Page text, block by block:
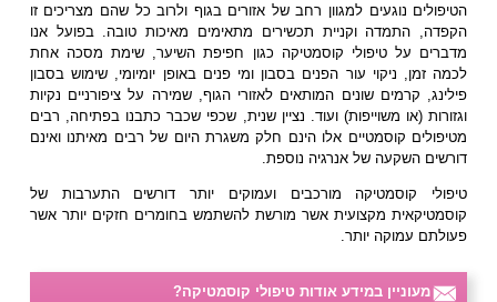
הטיפולים נוגעים למגוון רחב של אזורים בגוף ולרוב כל שהם מצריכים זו
הקפדה, התמדה וקניית תכשירים מתאימים מאיכות טובה. בפועל אנו
מדברים על טיפולי קוסמטיקה כגון חפיפת השיער, שימת מסכה אחת
לכמה זמן, ניקוי עור הפנים בסבון ומי פנים באופן יומיומי, שימוש בסבון
פילינג, קרמים שונים המותאים לאזורי הגוף, שמירה על ציפורניים נקיות
וגזורות (או משוייפות) ועוד. נציין שנית, שכפי שכבר כתבנו בפתיחה, רבים
מטיפולים קוסמטיים אלו הינם חלק משגרת היום של רבים מאיתנו ואינם
דורשים השקעה של אנרגיה נוספת.
טיפולי קוסמטיקה מורכבים ועמוקים יותר דורשים התערבות של
קוסמטיקאית מקצועית אשר מורשת להשתמש בחומרים חזקים יותר אשר
פעולתם עמוקה יותר.
מעוניין במידע אודות טיפולי קוסמטיקה?